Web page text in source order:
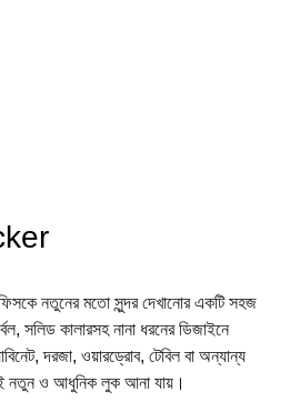
নতুনের মতো সুন্দর দেখানোর একটি সহজ
সলিড কালারসহ নানা ধরনের ডিজাইনে
দরজা, ওয়ারড্রোব, টেবিল বা অন্যান্য
নতুন ও আধুনিক লুক আনা যায়।